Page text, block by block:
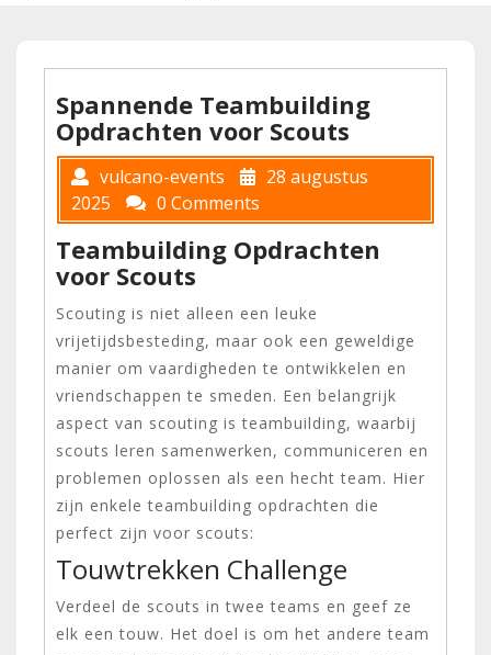
Spannende Teambuilding
Opdrachten voor Scouts
vulcano-events
28 augustus
2025
0 Comments
Teambuilding Opdrachten
voor Scouts
Scouting is niet alleen een leuke
vrijetijdsbesteding, maar ook een geweldige
manier om vaardigheden te ontwikkelen en
vriendschappen te smeden. Een belangrijk
aspect van scouting is teambuilding, waarbij
scouts leren samenwerken, communiceren en
problemen oplossen als een hecht team. Hier
zijn enkele teambuilding opdrachten die
perfect zijn voor scouts:
Touwtrekken Challenge
Verdeel de scouts in twee teams en geef ze
elk een touw. Het doel is om het andere team